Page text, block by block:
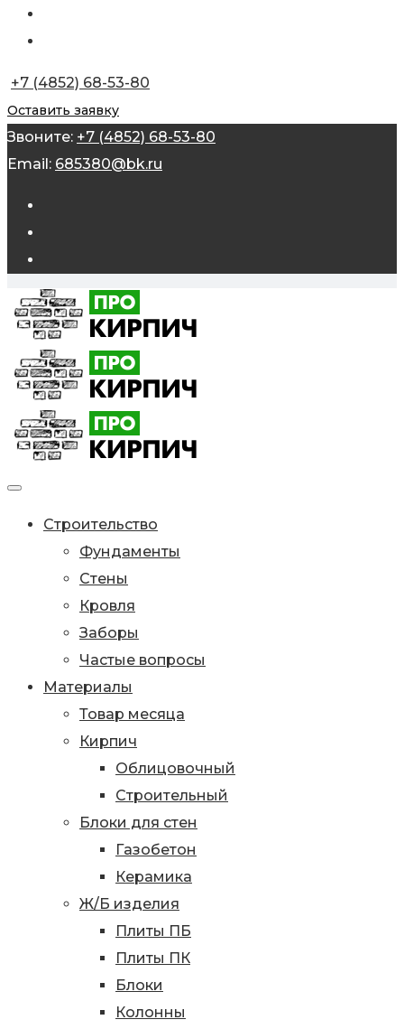
+7 (4852) 68-53-80
Оставить заявку
Звоните: +7 (4852) 68-53-80
Email: 685380@bk.ru
Строительство
Фундаменты
Стены
Кровля
Заборы
Частые вопросы
Материалы
Товар месяца
Кирпич
Облицовочный
Строительный
Блоки для стен
Газобетон
Керамика
Ж/Б изделия
Плиты ПБ
Плиты ПК
Блоки
Колонны